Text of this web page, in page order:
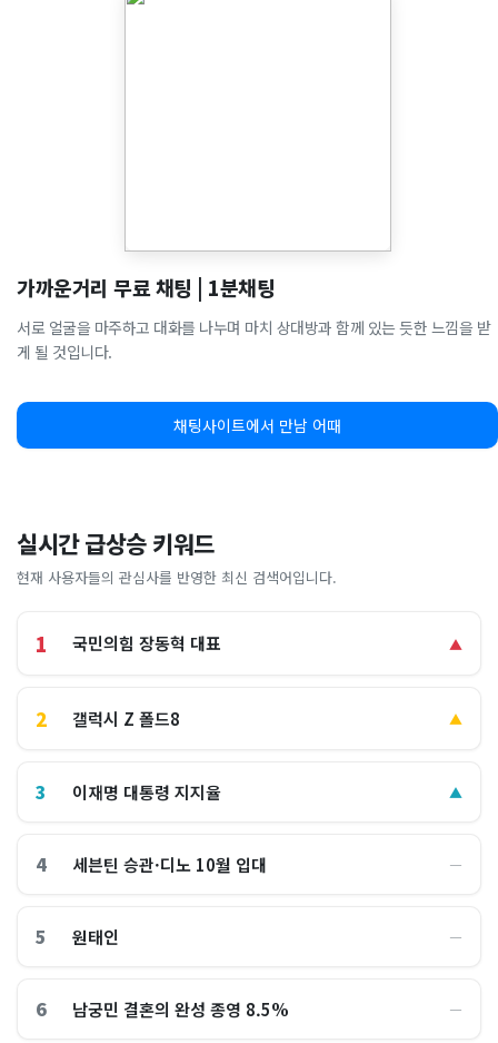
가까운거리 무료 채팅 | 1분채팅
서로 얼굴을 마주하고 대화를 나누며 마치 상대방과 함께 있는 듯한 느낌을 받
게 될 것입니다.
채팅사이트에서 만남 어때
실시간 급상승 키워드
현재 사용자들의 관심사를 반영한 최신 검색어입니다.
1 국민의힘 장동혁 대표 ▲
2 갤럭시 Z 폴드8 ▲
3 이재명 대통령 지지율 ▲
4 세븐틴 승관·디노 10월 입대 ―
5 원태인 ―
6 남궁민 결혼의 완성 종영 8.5% ―